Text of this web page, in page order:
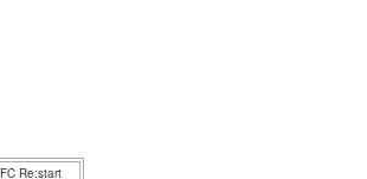
FC Re:start